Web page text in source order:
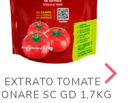
EXTRATO TOMATE
SC GD 1,7KG